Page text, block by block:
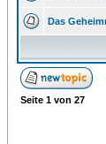
Das
Seite 1 von 27